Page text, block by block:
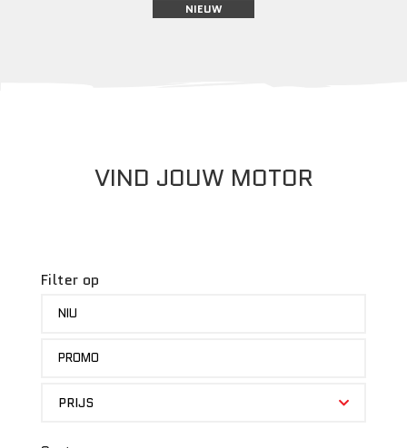
NIEUW
VIND JOUW MOTOR
Filter op
NIU
PROMO
PRIJS